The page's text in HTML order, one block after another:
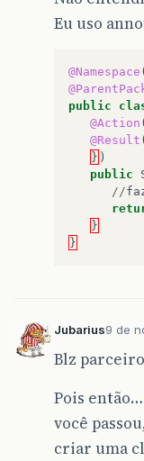
Eu uso
@Namespace (
public
@Action (
@Result (
} )
public
//
}
}
Jubarius9 de
Blz
Pois
você
criar uma